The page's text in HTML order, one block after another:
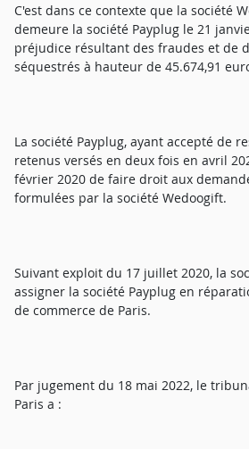
C'est dans ce contexte que la société
demeure la société Payplug le 21
préjudice résultant des fraudes et de
séquestrés à hauteur de 45.674,91
La société Payplug, ayant accepté de
retenus versés en deux fois en avril
février 2020 de faire droit aux
formulées par la société Wedoogift.
Suivant exploit du 17 juillet 2020, la
assigner la société Payplug en
de commerce de Paris.
Par jugement du 18 mai 2022, le
Paris a :